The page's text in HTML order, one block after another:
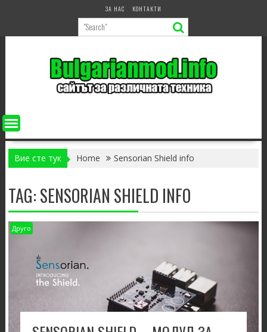
ЗА НАС КОНТАКТИ
Вие сте тук Home Sensorian Shield info
TAG:SENSORIAN SHIELD INFO
Друго